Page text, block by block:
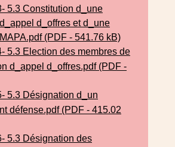
5.3 Constitution d_une
d_offres et d_une
(PDF - 541.76 kB)
5.3 Election des membres de
d_appel d_offres.pdf (PDF -
5.3 Désignation d_un
défense.pdf (PDF - 415.02
5.3 Désignation des